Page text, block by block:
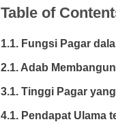
Table of
1.1. Fungsi Pagar
2.1. Adab
3.1. Tinggi Pagar
4.1. Pendapat Ulama